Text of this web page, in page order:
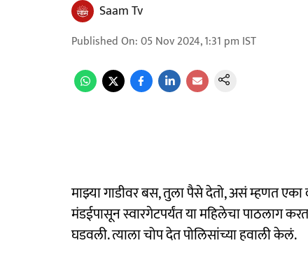
Saam Tv
Published On:05 Nov 2024, 1:31 pm IST
माझ्या गाडीवर बस, तुला पैसे देतो, असं म्हणत
मंडईपासून स्वारगेटपर्यंत या महिलेचा पाठलाग
घडवली. त्याला चोप देत पोलिसांच्या हवाली केलं.